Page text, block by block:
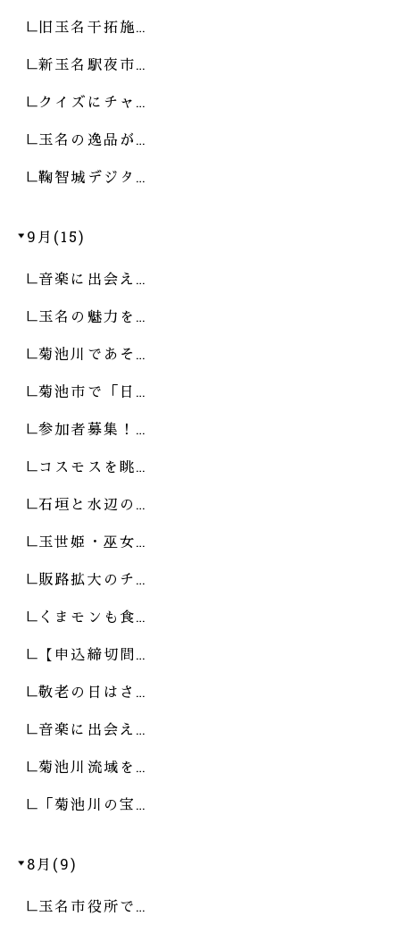
旧玉名干拓施…
新玉名駅夜市…
クイズにチャ…
玉名の逸品が…
鞠智城デジタ…
9月(15)
音楽に出会え…
玉名の魅力を…
菊池川であそ…
菊池市で「日…
参加者募集！…
コスモスを眺…
石垣と水辺の…
玉世姫・巫女…
販路拡大のチ…
くまモンも食…
【申込締切間…
敬老の日はさ…
音楽に出会え…
菊池川流域を…
「菊池川の宝…
8月(9)
玉名市役所で…